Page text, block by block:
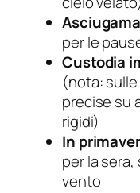
per le
Custodia
(nota:
precise su
rigidi)
In
per la
vento